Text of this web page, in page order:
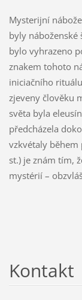
Mysterijní
byly náboženské
bylo vyhrazeno
znakem tohoto
iniciačního
zjeveny člověku
světa byla
předcházela
vzkvétaly během
st.) je znám tím,
mystérií –
Kontakt